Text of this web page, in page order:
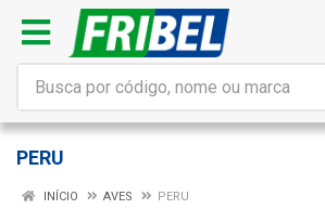
PERU
INÍCIO AVES PERU